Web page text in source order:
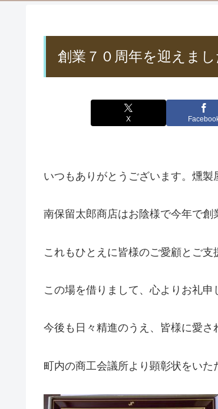
創業７０周年を迎えまし
X
いつもありがとうございます。燻製
南保留太郎商店はお陰様で今年で創
これもひとえに皆様のご愛顧とご支
この場を借りまして、心よりお礼申
今後も日々精進のうえ、皆様に愛さ
町内の商工会議所より顕彰状をいた